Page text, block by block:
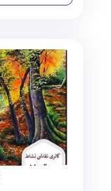
همت آباد
کاخک
کاریز
کاشمر
کلات